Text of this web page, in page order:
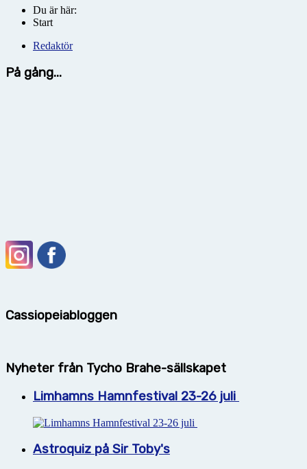
Du är här:
Start
Redaktör
På gång...
Cassiopeiabloggen
Nyheter från Tycho Brahe-sällskapet
Limhamns Hamnfestival 23-26 juli
Astroquiz på Sir Toby's